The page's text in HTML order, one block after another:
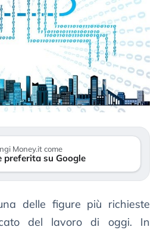
Money.it come
preferita su Google
delle figure più richieste
del lavoro di oggi. In